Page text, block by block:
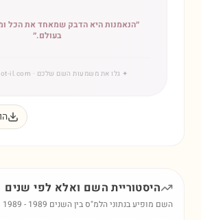
״הנאמנות היא הדבק שמאחד את הכל
בעולם.״
✦ גלו את משמעות השם שלכם · www.shmot-il.com
היסטוריית השם ואלא לפי שנים
השם מופיע בנתוני הלמ"ס בין השנים 1989 - 1989